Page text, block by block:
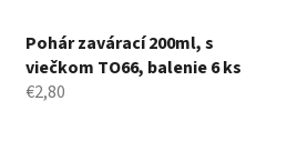
Pohár zavárací 200ml, s
viečkom TO66, balenie 6 ks
€2,80